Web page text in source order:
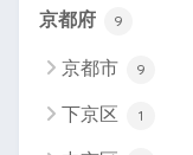
京都府 9
京都市 9
下京区 1